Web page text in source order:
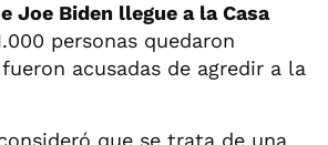
Joe Biden llegue a la Casa
personas quedaron
acusadas de agredir a la